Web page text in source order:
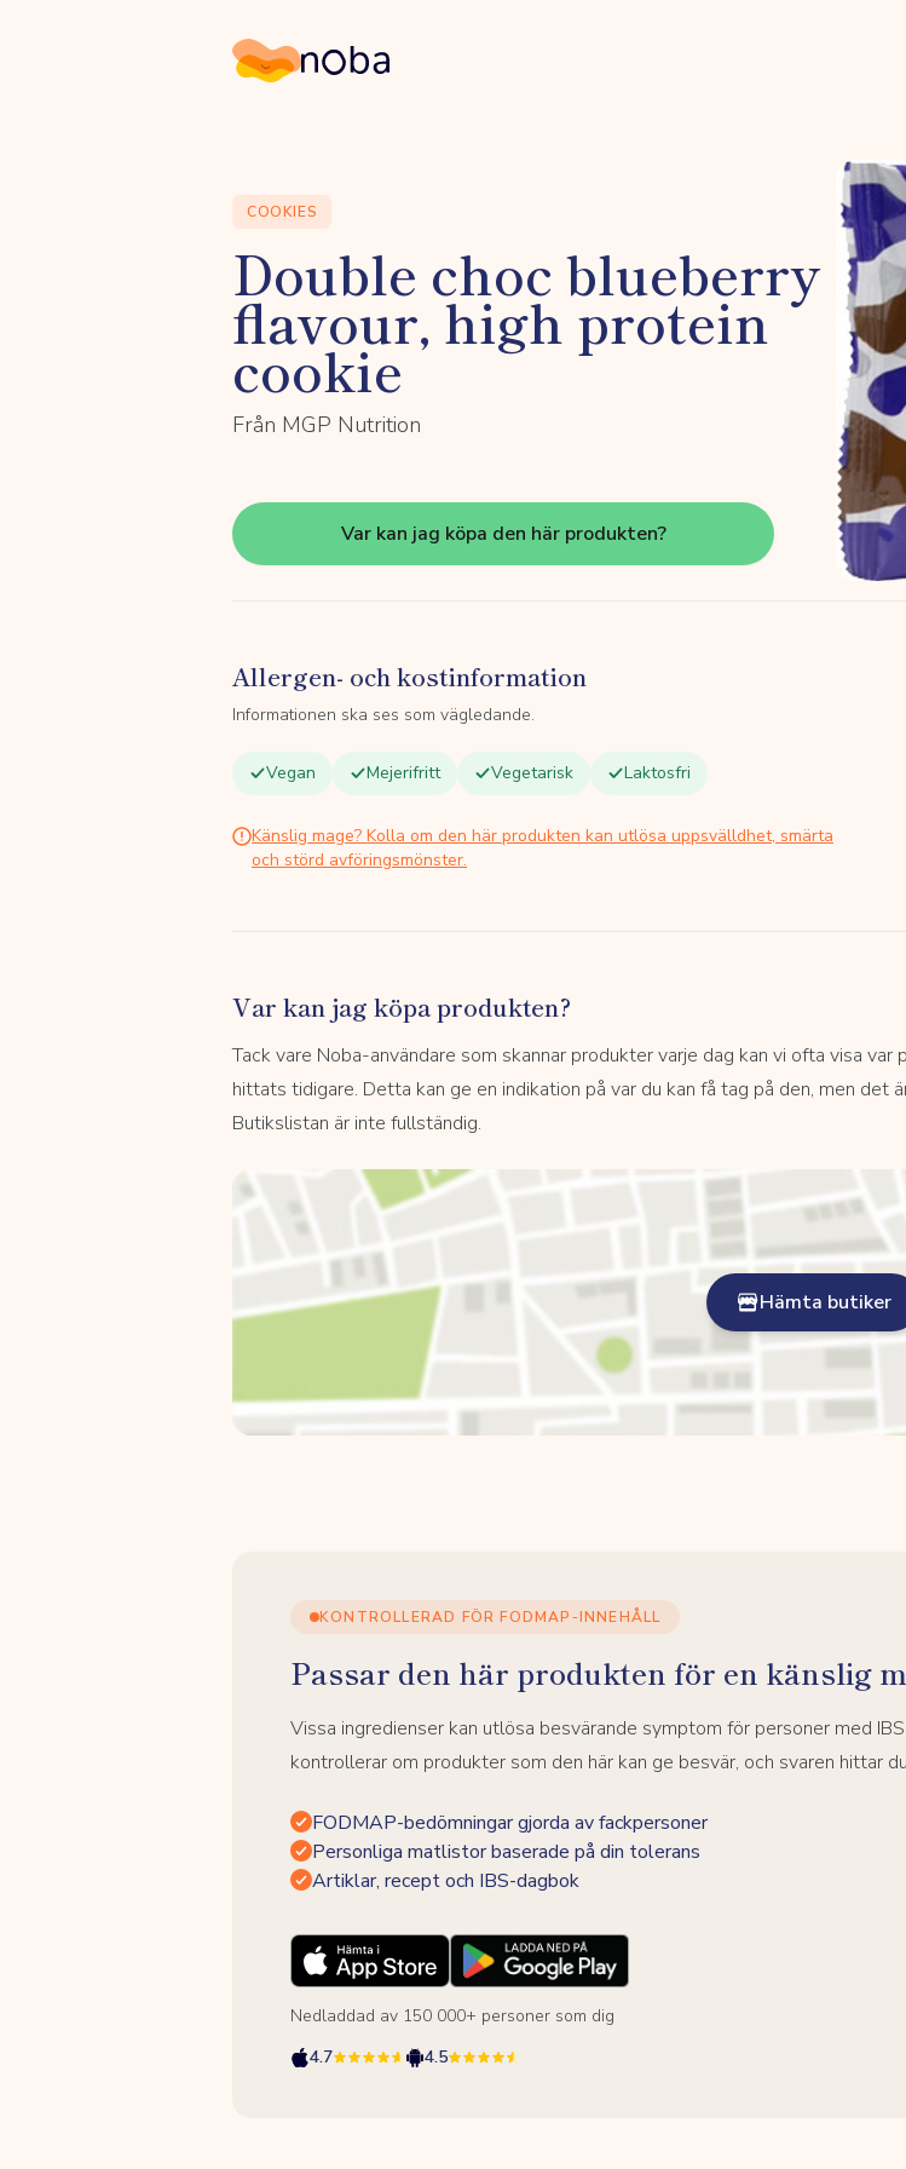
Noba
COOKIES
Double choc blueberry
flavour, high protein
cookie
Från MGP Nutrition
Var kan jag köpa den här produkten?
Allergen- och kostinformation
Informationen ska ses som vägledande.
Vegan Mejerifritt Vegetarisk Laktosfri
Känslig mage? Kolla om den här produkten kan utlösa uppsvälldhet, smärta
och störd avföringsmönster.
Var kan jag köpa produkten?
Tack vare Noba-användare som skannar produkter varje dag kan vi ofta visa var
hittats tidigare. Detta kan ge en indikation på var du kan få tag på den, men det
Butikslistan är inte fullständig.
Hämta butiker
KONTROLLERAD FÖR FODMAP-INNEHÅLL
Passar den här produkten för en känslig
Vissa ingredienser kan utlösa besvärande symptom för personer med
kontrollerar om produkter som den här kan ge besvär, och svaren hittar
FODMAP-bedömningar gjorda av fackpersoner
Personliga matlistor baserade på din tolerans
Artiklar, recept och IBS-dagbok
Nedladdad av 150 000+ personer som dig
4.7
4.5